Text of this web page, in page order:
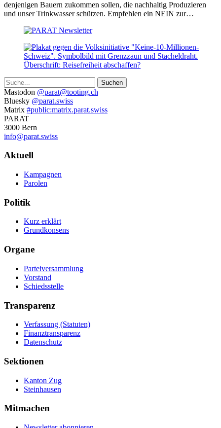
denjenigen Bauern zukommen sollen, die nachhaltig Produzieren
und unser Trinkwasser schützen. Empfehlen ein NEIN zur…
Suche
Weitere
Informationen
Mastodon @parat@tooting.ch
Bluesky @parat.swiss
Matrix #public:matrix.parat.swiss
PARAT
3000 Bern
info@parat.swiss
Navigation
Aktuell
Kampagnen
Parolen
Politik
Kurz erklärt
Grundkonsens
Organe
Parteiversammlung
Vorstand
Schiedsstelle
Transparenz
Verfassung (Statuten)
Finanztransparenz
Datenschutz
Sektionen
Kanton Zug
Steinhausen
Mitmachen